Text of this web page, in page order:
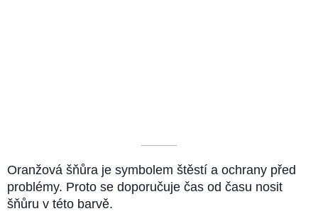
––––––––––
Oranžová šňůra je symbolem štěstí a ochrany před
problémy. Proto se doporučuje čas od času nosit
šňůru v této barvě.